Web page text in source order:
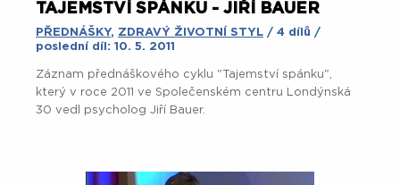
TAJEMSTVÍ SPÁNKU - JIŘÍ BAUER
PŘEDNÁŠKY, ZDRAVÝ ŽIVOTNÍ STYL / 4 dílů /
poslední díl: 10. 5. 2011
Záznam přednáškového cyklu "Tajemství spánku",
který v roce 2011 ve Společenském centru Londýnská
30 vedl psycholog Jiří Bauer.